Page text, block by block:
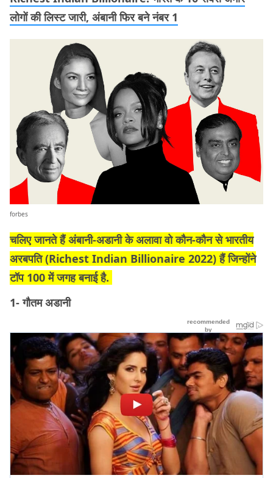
लोगों की लिस्ट जारी, अंबानी फिर बने नंबर 1
forbes
चलिए जानते हैं अंबानी-अडानी के अलावा वो कौन-कौन से भारतीय
अरबपति (Richest Indian Billionaire 2022)हैं जिन्होंने
टॉप 100 में जगह बनाई है.
1- गौतम अडानी